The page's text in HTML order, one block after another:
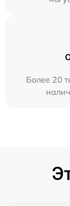
Более 20